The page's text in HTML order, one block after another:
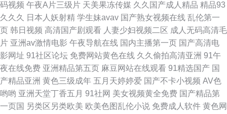
费国产 AV亚洲超碰 五月婷婷深爱五月 福利社区视频导航 最新肏屄网 久久九
九热黄色网址 91老熟妇 欧美日韩乱爱干B 91亚洲不用下载 三级黄色片免费
wwwAV网址 午夜国产95 国产精品白丝成人在线 91www看黄色软件 日韩操
逼一区二区 大香蕉热 91操屄91爽o 久久精品免费av 91另类 欧美专区线路一
国产21页草草 91传媒电影院
码视频 午夜A片三级片 天美果冻传媒 久久国产成人精品 精品93
久久久
日本人妖射精 学生妹avav 国产熟女视频在线 乱伦第一
页 韩日视频 高清国产剧观看 人妻少妇视频二区 成人无码高清毛
片 亚洲av激情电影 午夜导航在线 国内主播第一页 国产高清电
影网址 91社区论坛 免费网站黄色在线 久久偷拍高清亚洲 91午
夜在线免费 亚洲精品第五页 麻豆网站在线观看 91精选国产 国
产精品亚洲 黄色三级成年 五月天婷婷爱 国产不卡小视频 AV色
哟哟 亚洲天堂丁香五月 91社网 美女视频黄全免费 国产精品第
一页国 另类区另类欧美 欧美色图乱伦小说 免费成人软件 黄色网